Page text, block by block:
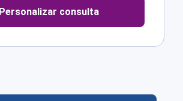
Personalizar consulta